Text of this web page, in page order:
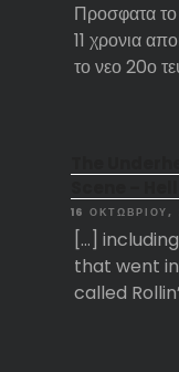
Προσφατα
11 χρονια
το νεο 20ο
16 ΟΚΤΩΒΡΊΟΥ,
[…]
that went
called